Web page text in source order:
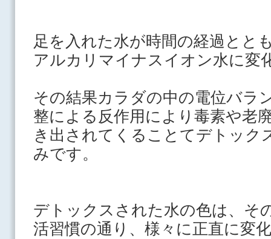
足を入れた水が時間の経過とと
アルカリ マイナスイオン水に変
その結果カラダの中の電位バラ
整による反作用により毒素や老
き出されて くることてデトック
みです。
デトックスされた水の色は、そ
活習慣の通り、様々に正直に変